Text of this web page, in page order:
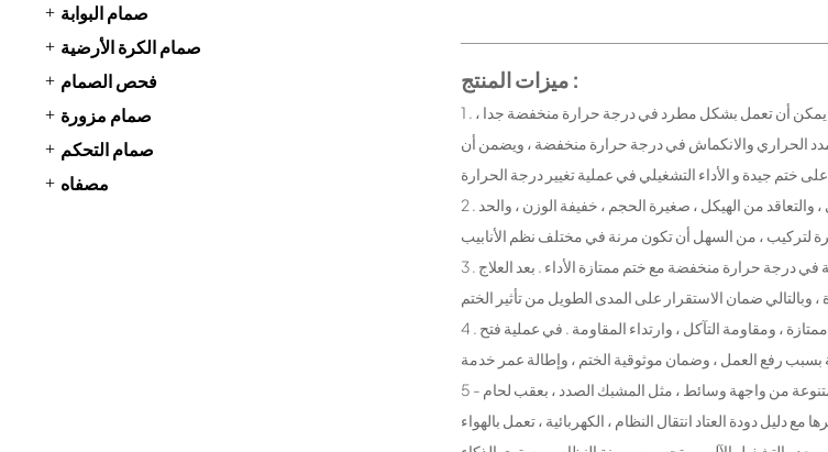
صمام البوابة
صمام الكرة الأرضية
فحص الصمام
صمام مزورة
صمام التحكم
مصفاه
ميزات المنتج :
1 . انخفاض درجة الحرارة تصميم البيئة : انخفاض درجة الحرارة صمام فراشة مصنوعة من مواد خاصة ، يمكن أن تعمل بشكل مطرد في درجة حرارة منخفضة جدا ،
الحراري والانكماش في درجة حرارة منخفضة ، ويضمن أن
2 . المدمجة والمحمولة هيكل : انخفاض درجة الحرارة صمام فراشة فريدة من نوعها مع التصميم الهيكلي ، والتعاقد من الهيكل ، صغيرة الحجم ، خفيفة الوزن ، والحد
3 . ختم ممتازة الأداء : انخفاض درجة الحرارة صمام فراشة ختم التكنولوجيا المتقدمة ، لضمان أن البيئة في درجة حرارة منخفضة مع ختم ممتازة الأداء . بعد العلاج
4 . عالية القوة والمتانة : مقعد صمام كامل هيكل رمح ، بعد المعالجة الحرارية بعناية ، مع خصائص فيزيائية ممتازة ، ومقاومة التآكل ، وارتداء المقاومة . في عملية فتح
5 - أنواع مختلفة من أعلى الشفاه والمحركات : انخفاض درجة الحرارة صمام فراشة يوفر مجموعة متنوعة من واجهة وسائط ، مثل المشبك الصدد ، بعقب لحام
دليل دودة العتاد انتقال النظام ، الكهربائية ، تعمل بالهواء